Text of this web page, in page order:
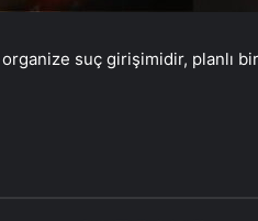
organize suç girişimidir, planlı